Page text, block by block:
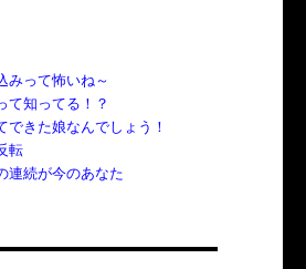
みって怖いね～
て知ってる！？
できた娘なんでしょう！
転
連続が今のあなた